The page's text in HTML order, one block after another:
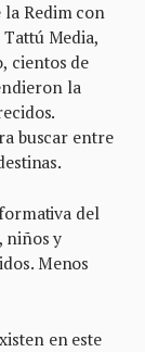
Redim con
Media,
cientos de
la
buscar entre
del
niños y
Menos
en este